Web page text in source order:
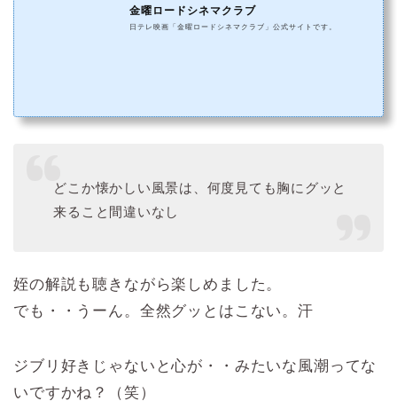
金曜ロードシネマクラブ
日テレ映画「金曜ロードシネマクラブ」公式サイトです。
どこか懐かしい風景は、何度見ても胸にグッと
来ること間違いなし
姪の解説も聴きながら楽しめました。
でも・・うーん。全然グッとはこない。汗
ジブリ好きじゃないと心が・・みたいな風潮ってな
いですかね？（笑）